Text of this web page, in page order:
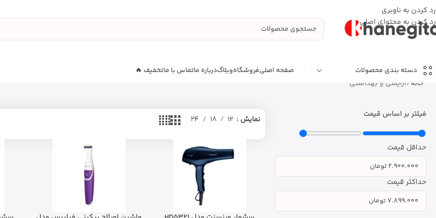
رد کردن به ناوبری
رد کردن به محتوای اصلی
دسته بندی محصولات صفحه اصلیفروشگاهوبلاگدرباره ماتماس با ماتخفیف 🔥
خانه آرایشی و بهداشتی
فیلتر بر اساس قیمت
حداقل قیمت
حداکثر قیمت
نمایش 12
18
24